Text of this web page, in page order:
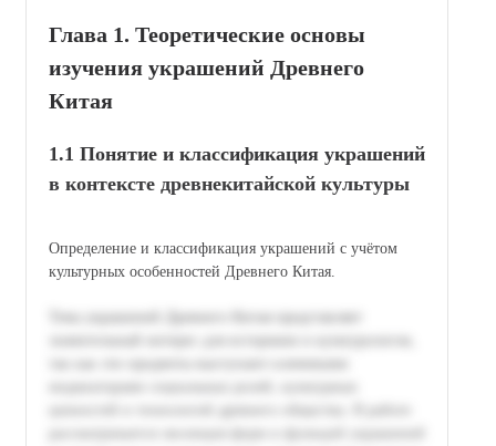
Глава 1. Теоретические основы
изучения украшений Древнего
Китая
1.1 Понятие и классификация украшений
в контексте древнекитайской культуры
Определение и классификация украшений с учётом
культурных особенностей Древнего Китая.